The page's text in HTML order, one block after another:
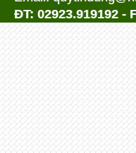
ĐT: 02923.919192 -